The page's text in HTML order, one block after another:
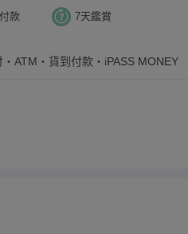
款 7天鑑賞
ATM・貨到付款・iPASS MONEY